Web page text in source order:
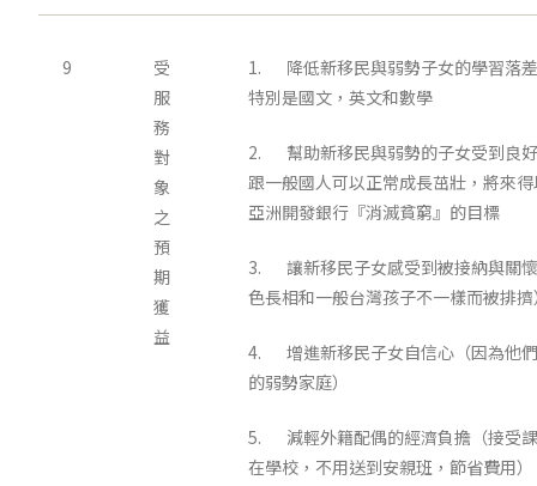
9
受
服
務
對
象
之
預
期
獲
益
1. 降低新移民與弱勢子女的學習落
特別是國文，英文和數學
2. 幫助新移民與弱勢的子女受到良
跟一般國人可以正常成長茁壯，將來
亞洲開發銀行『消滅貧窮』的目標
3. 讓新移民子女感受到被接納與關
色長相和一般台灣孩子不一樣而被排
4. 增進新移民子女自信心（因為他
的弱勢家庭）
5. 減輕外籍配偶的經濟負擔（接受
在學校，不用送到安親班，節省費用）